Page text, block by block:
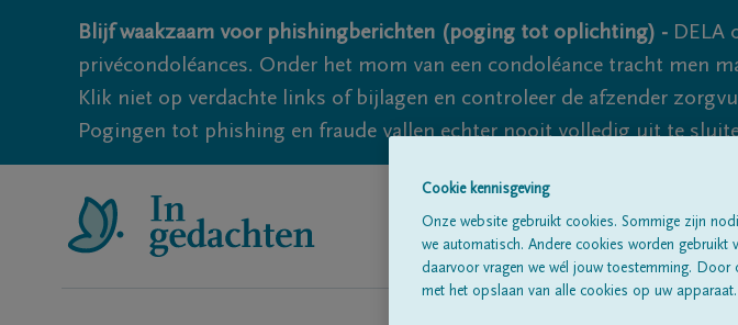
Blijf waakzaam voor phishingberichten (poging tot oplichting) - DELA
privécondoléances. Onder het mom van een condoléance tracht men
Klik niet op verdachte links of bijlagen en controleer de afzender
Pogingen tot phishing en fraude vallen echter nooit volledig uit te
Cookie kennisgeving
Onze website gebruikt cookies. Sommige zijn
we automatisch. Andere cookies worden gebruikt
daarvoor vragen we wél jouw toestemming. Door
met het opslaan van alle cookies op uw